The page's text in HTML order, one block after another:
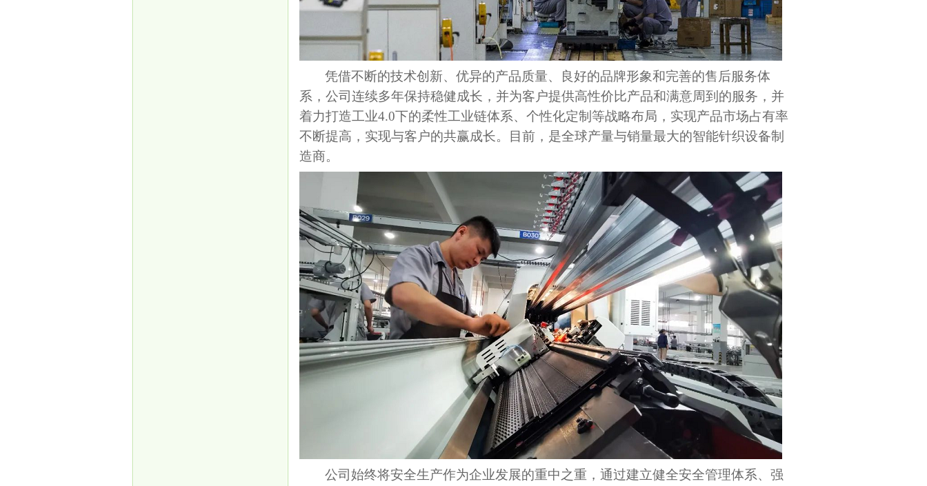
凭借不断的技术创新、优异的产品质量、良好的品牌形象和完善的售后服务体
系，公司连续多年保持稳健成长，并为客户提供高性价比产品和满意周到的服务，并
着力打造工业4.0下的柔性工业链体系、个性化定制等战略布局，实现产品市场占有率
不断提高，实现与客户的共赢成长。目前，是全球产量与销量最大的智能针织设备制
造商。
公司始终将安全生产作为企业发展的重中之重，通过建立健全安全管理体系、强